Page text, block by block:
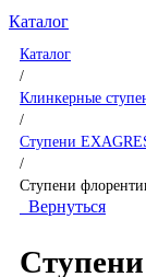
Каталог
Каталог
/
Клинкерные
/
Ступени
/
Ступени
Вернуться